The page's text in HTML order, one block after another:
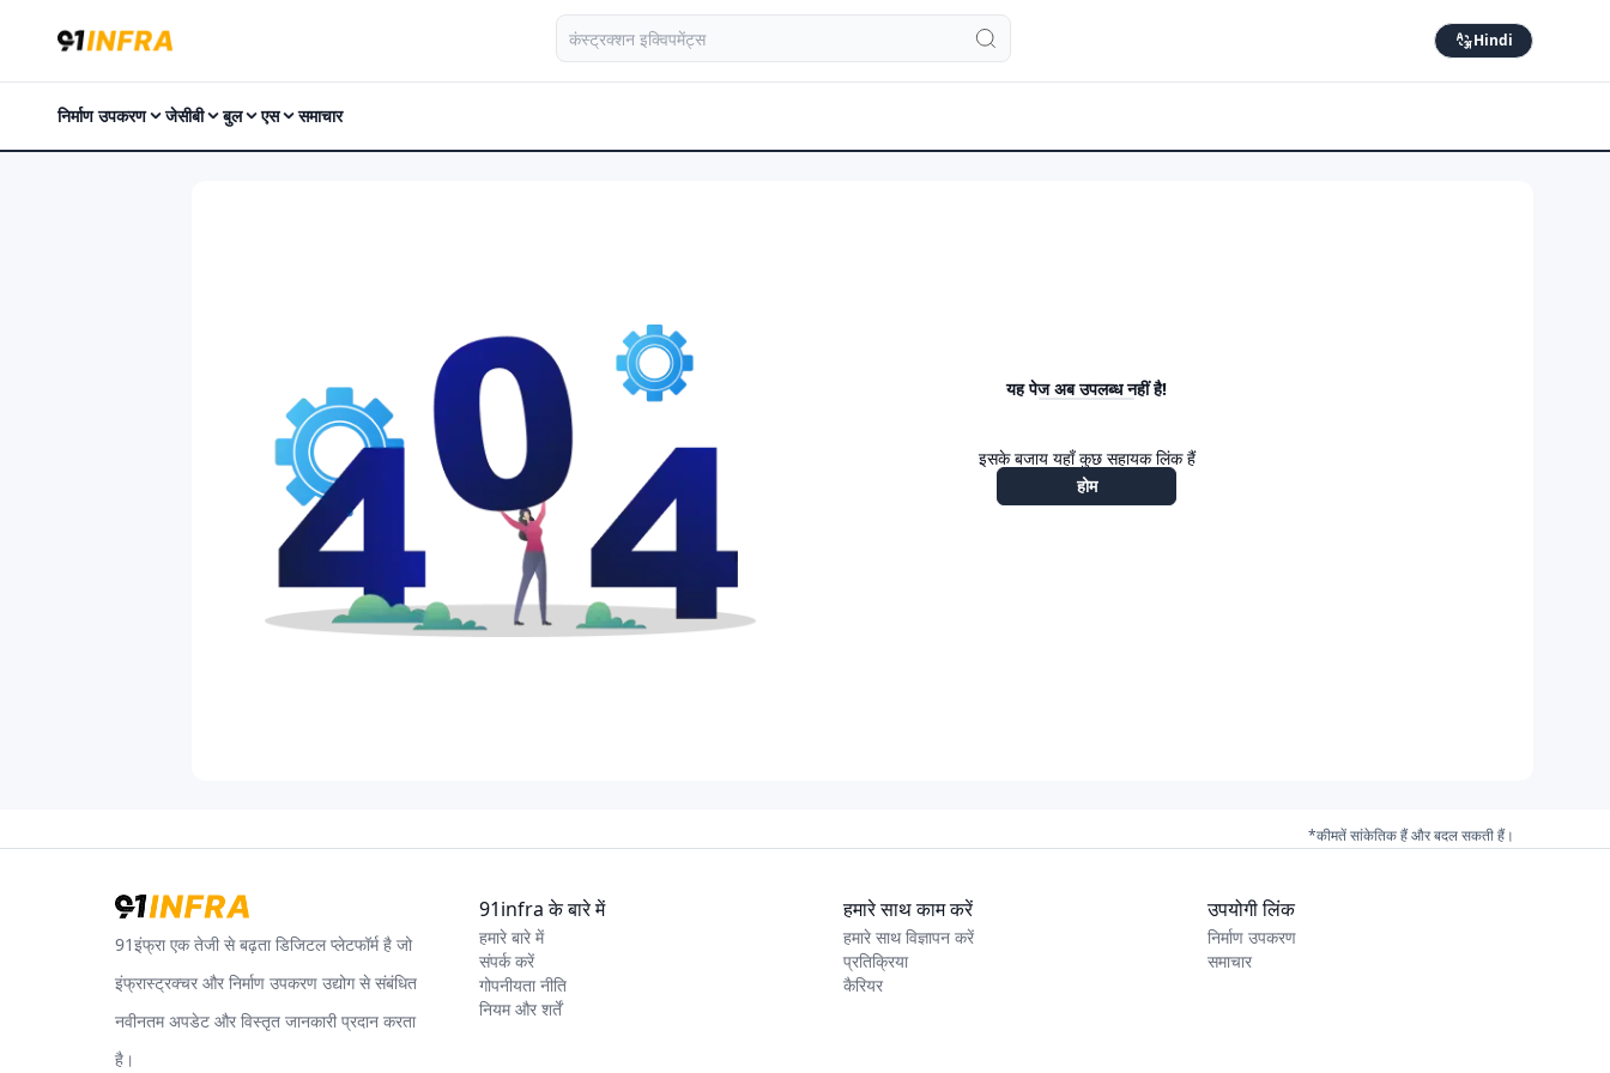
Hindi
निर्माण उपकरण जेसीबी बुल एस समाचार
यह पेज अब उपलब्ध नहीं है!
इसके बजाय यहाँ कुछ सहायक लिंक हैं
होम
*कीमतें सांकेतिक हैं और बदल सकती हैं।
91इंफ्रा एक तेजी से बढ़ता डिजिटल प्लेटफॉर्म है जो
इंफ्रास्ट्रक्चर और निर्माण उपकरण उद्योग से संबंधित
नवीनतम अपडेट और विस्तृत जानकारी प्रदान करता
है।
91infra के बारे में
हमारे बारे में
संपर्क करें
गोपनीयता नीति
नियम और शर्तें
हमारे साथ काम करें
हमारे साथ विज्ञापन करें
प्रतिक्रिया
कैरियर
उपयोगी लिंक
निर्माण उपकरण
समाचार